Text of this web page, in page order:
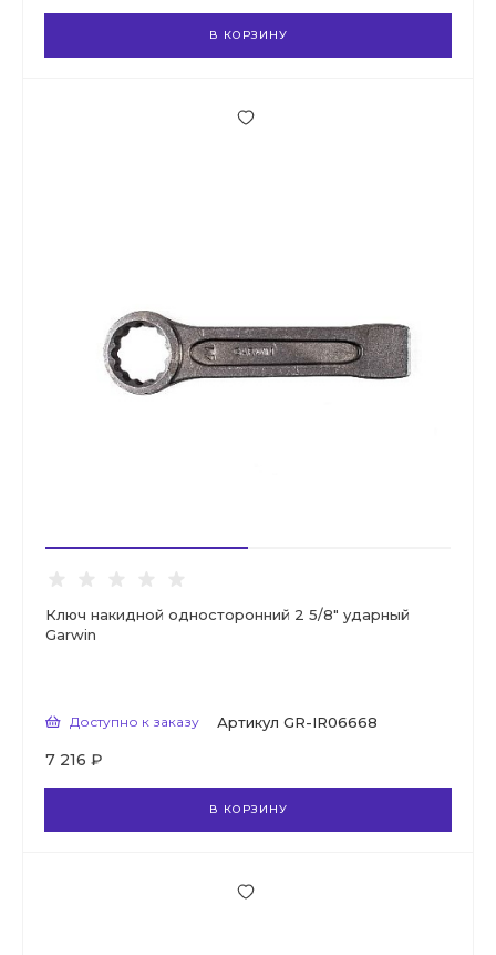
В КОРЗИНУ
Ключ накидной односторонний 2 5/8" ударный
Garwin
Доступно к заказу Артикул GR-IR06668
7 216 ₽
В КОРЗИНУ